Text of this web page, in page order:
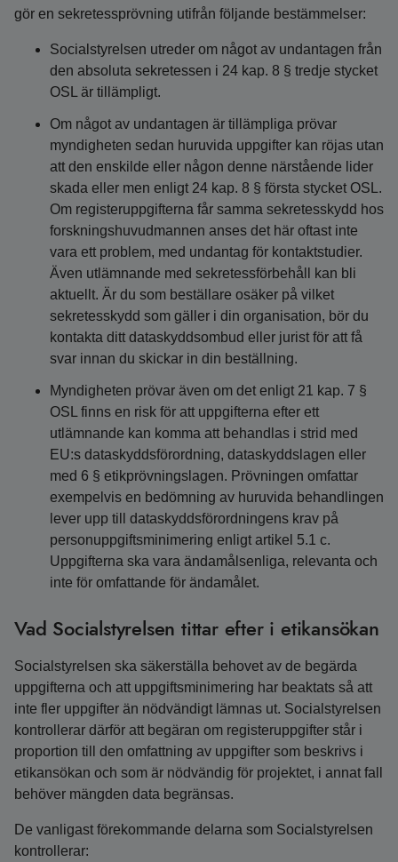
gör en sekretessprövning utifrån följande bestämmelser:
Socialstyrelsen utreder om något av undantagen från
den absoluta sekretessen i 24 kap. 8 § tredje stycket
OSL är tillämpligt.
Om något av undantagen är tillämpliga prövar
myndigheten sedan huruvida uppgifter kan röjas utan
att den enskilde eller någon denne närstående lider
skada eller men enligt 24 kap. 8 § första stycket OSL.
Om registeruppgifterna får samma sekretesskydd hos
forskningshuvudmannen anses det här oftast inte
vara ett problem, med undantag för kontaktstudier.
Även utlämnande med sekretessförbehåll kan bli
aktuellt. Är du som beställare osäker på vilket
sekretesskydd som gäller i din organisation, bör du
kontakta ditt dataskyddsombud eller jurist för att få
svar innan du skickar in din beställning.
Myndigheten prövar även om det enligt 21 kap. 7 §
OSL finns en risk för att uppgifterna efter ett
utlämnande kan komma att behandlas i strid med
EU:s dataskyddsförordning, dataskyddslagen eller
med 6 § etikprövningslagen. Prövningen omfattar
exempelvis en bedömning av huruvida behandlingen
lever upp till dataskyddsförordningens krav på
personuppgiftsminimering enligt artikel 5.1 c.
Uppgifterna ska vara ändamålsenliga, relevanta och
inte för omfattande för ändamålet.
Vad Socialstyrelsen tittar efter i etikansökan
Socialstyrelsen ska säkerställa behovet av de begärda
uppgifterna och att uppgiftsminimering har beaktats så att
inte fler uppgifter än nödvändigt lämnas ut. Socialstyrelsen
kontrollerar därför att begäran om registeruppgifter står i
proportion till den omfattning av uppgifter som beskrivs i
etikansökan och som är nödvändig för projektet, i annat fall
behöver mängden data begränsas.
De vanligast förekommande delarna som Socialstyrelsen
kontrollerar: